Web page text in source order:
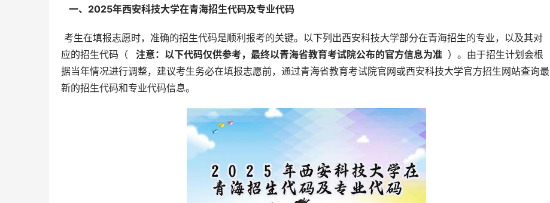
  一、2025年西安科技大学在青海招生代码及专业代码
应的招生代码（
  注意：以下代码仅供参考，最终以青海省教育考试院公布的官方信息为准
）。由于招生计划会根
据当年情况进行调整，建议考生务必在填报志愿前，通过青海省教育考试院官网或西安科技大学官方招生网站查询最
新的招生代码和专业代码信息。